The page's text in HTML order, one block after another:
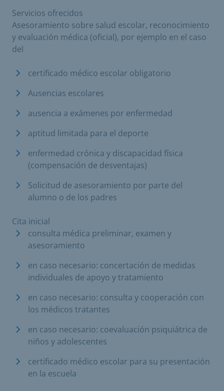
Servicios ofrecidos
Asesoramiento sobre salud escolar, reconocimiento
y evaluación médica (oficial), por ejemplo en el caso
del
certificado médico escolar obligatorio
Ausencias escolares
ausencia a exámenes por enfermedad
aptitud limitada para el deporte
enfermedad crónica y discapacidad física
(compensación de desventajas)
Solicitud de asesoramiento por parte del
alumno o de los padres
Cita inicial
consulta médica preliminar, examen y
asesoramiento
en caso necesario: concertación de medidas
individuales de apoyo y tratamiento
en caso necesario: consulta y cooperación con
los médicos tratantes
en caso necesario: coevaluación psiquiátrica de
niños y adolescentes
certificado médico escolar para su presentación
en la escuela